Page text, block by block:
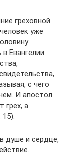
греховной
уже
Евангелии:
с чего
И апостол
грех, а
душе и сердце,